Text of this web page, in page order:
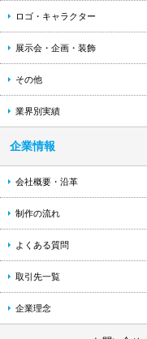
ロゴ・キャラクター
展示会・企画・装飾
その他
業界別実績
企業情報
会社概要・沿革
制作の流れ
よくある質問
取引先一覧
企業理念